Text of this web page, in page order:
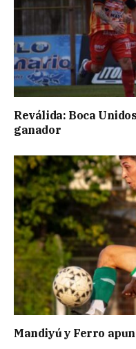
Reválida: Boca
ganador
Mandiyú y Ferro